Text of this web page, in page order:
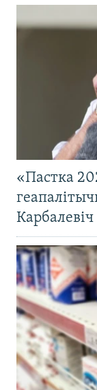
«Пастка
Карбалевіч